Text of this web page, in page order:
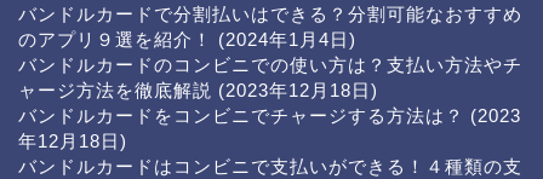
バンドルカードで分割払いはできる？分割可能なおすすめ
のアプリ９選を紹介！
(2024年1月4日)
バンドルカードのコンビニでの使い方は？支払い方法やチ
ャージ方法を徹底解説 (2023年12月18日)
バンドルカードをコンビニでチャージする方法は？
(2023
年12月18日)
バンドルカードはコンビニで支払いができる！４種類の支